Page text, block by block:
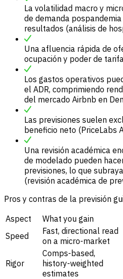
La volatilidad macro y
de demanda
resultados (análisis de
Una afluencia rápida de
ocupación y poder de
Los gastos operativos
el ADR, comprimiendo
del mercado Airbnb en
Las previsiones suelen
beneficio neto (PriceLabs
Una revisión académica
de modelado pueden
previsiones, lo que
(revisión académica de
Pros y contras de la previsión
Aspect
What you gain
Speed
Fast, directional read
on a micro-market
Rigor
Comps-based,
history-weighted
estimates